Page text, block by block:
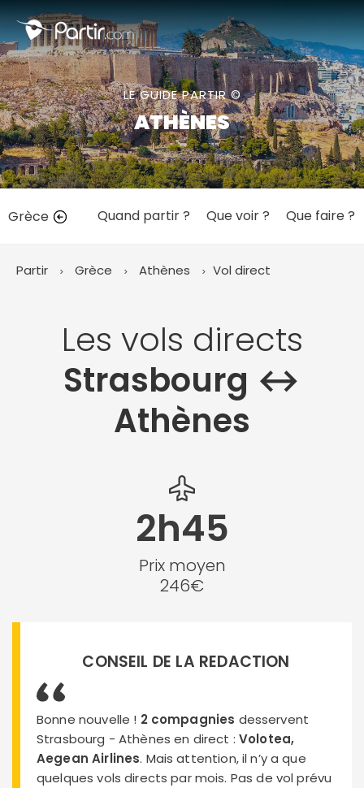
LE GUIDE PARTIR ©
ATHÈNES
Grèce Quand partir ? Que voir ? Que faire ?
Partir Grèce Athènes Vol direct
Les vols directs
Strasbourg ↔︎
Athènes
2h45
Prix moyen
246€
CONSEIL DE LA REDACTION
Bonne nouvelle ! 2 compagnies desservent
Strasbourg - Athènes en direct : Volotea,
Aegean Airlines. Mais attention, il n’y a que
quelques vols directs par mois. Pas de vol prévu
Fermer
📍 Destinations populaires
☀️ Où partir par mois
Juillet
Août Septembre
Octobre